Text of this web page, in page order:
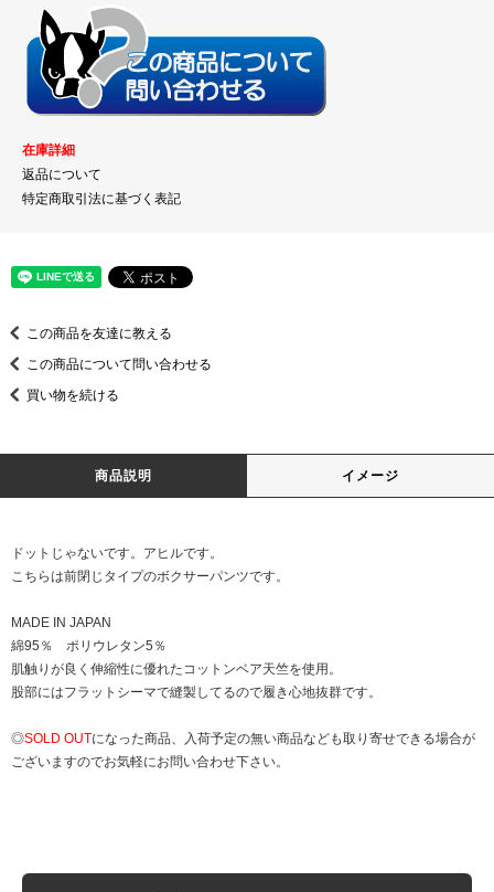
在庫詳細
返品について
特定商取引法に基づく表記
この商品を友達に教える
この商品について問い合わせる
買い物を続ける
商品説明 イメージ
ドットじゃないです。アヒルです。
こちらは前閉じタイプのボクサーパンツです。
MADE IN JAPAN
綿95％ ポリウレタン5％
肌触りが良く伸縮性に優れたコットンベア天竺を使用。
股部にはフラットシーマで縫製してるので履き心地抜群です。
◎SOLD OUTになった商品、入荷予定の無い商品なども取り寄せできる場合が
ございますのでお気軽にお問い合わせ下さい。